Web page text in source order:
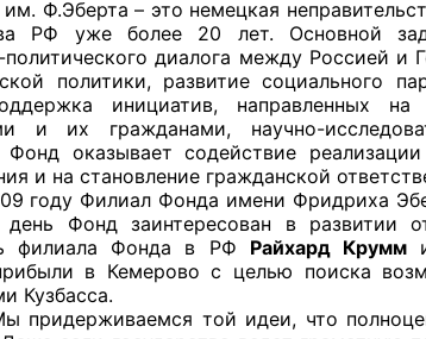
при территориальных органах
власти
по проведению независимой оценки
– это немецкая
РФ уже более 20 лет. Основной
диалога между Россией и
политики, развитие социального
инициатив, направленных
и их гражданами, научно-
Фонд оказывает содействие
и на становление гражданской
Филиал Фонда имени Фридриха
день Фонд заинтересован в развитии
филиала Фонда в РФ Райхард Крумми
в Кемерово с целью поиска
Кузбасса.
той идеи, что